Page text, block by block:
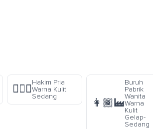
👨🏽‍⚖️
Hakim Pria
Warna Kulit
Sedang
👩🏾‍🏭
Buruh
Pabrik
Wanita
Warna
Kulit
Gelap-
Sedang